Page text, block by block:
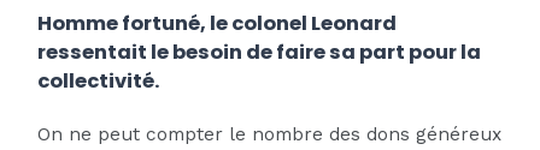
Homme fortuné, le colonel Leonard
ressentait le besoin de faire sa part pour la
collectivité.
On ne peut compter le nombre des dons généreux